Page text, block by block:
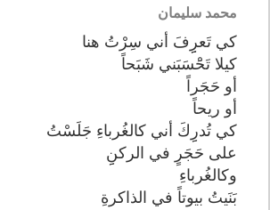
محمد سليمان
كي تَعرِِِفَ أني سِرْتُ هنا
كيلا تَحَْسَبَني شَبَحاً
أو حَجَراً
أو ريحاً
كي تُدرِِكَ أني كالغُرباءِ جَلَسْتُ
على حَجَرٍ في الركنِِ
وكالغُرباءِ
بَنَيتُ بيوتاً في الذاكرةِ